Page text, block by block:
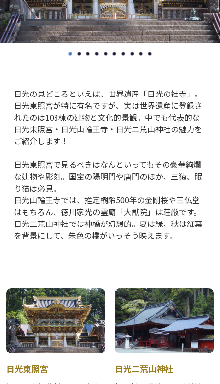
日光の見どころといえば、世界遺産「日光の社寺」。
日光東照宮が特に有名ですが、実は世界遺産に登録さ
れたのは103棟の建物と文化的景観。中でも代表的な
日光東照宮・日光山輪王寺・日光二荒山神社の魅力を
ご紹介します！
日光東照宮で見るべきはなんといってもその豪華絢爛
な建物や彫刻。国宝の陽明門や唐門のほか、三猿、眠
り猫は必見。
日光山輪王寺では、推定樹齢500年の金剛桜や三仏堂
はもちろん、徳川家光の霊廟「大猷院」は荘厳です。
日光二荒山神社では神橋が幻想的。夏は緑、秋は紅葉
を背景にして、朱色の橋がいっそう映えます。
日光東照宮 日光二荒山神社